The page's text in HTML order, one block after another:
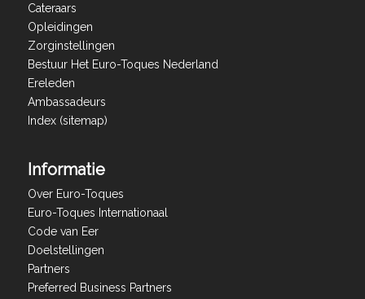
Cateraars
Opleidingen
Zorginstellingen
Bestuur Het Euro-Toques Nederland
Ereleden
Ambassadeurs
Index (sitemap)
Informatie
Over Euro-Toques
Euro-Toques Internationaal
Code van Eer
Doelstellingen
Partners
Preferred Business Partners